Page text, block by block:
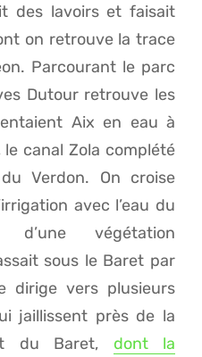
des lavoirs et faisait
on retrouve la trace
Parcourant le parc
Dutour retrouve les
Aix en eau à
canal Zola complété
Verdon. On croise
avec l’eau du
d’une végétation
sous le Baret par
dirige vers plusieurs
jaillissent près de la
du Baret, dont la